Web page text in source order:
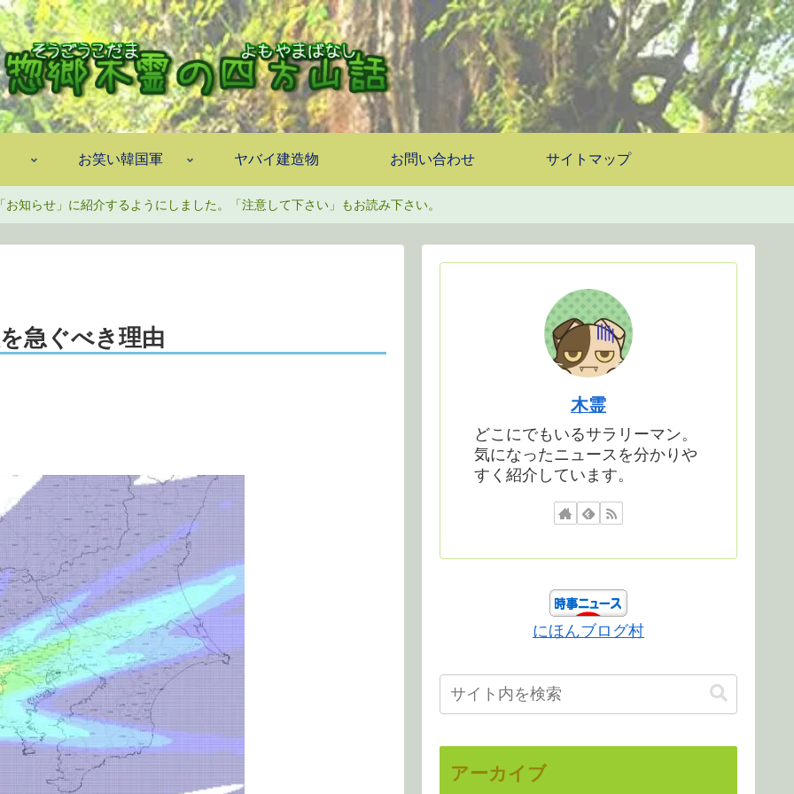
お笑い韓国軍 ヤバイ建造物 お問い合わせ サイトマップ
お知らせ」に紹介するようにしました。「注意して下さい」もお読み下さい。
急ぐべき理由
木霊
どこにでもいるサラリーマン。
気になったニュースを分かりや
すく紹介しています。
にほんブログ村
アーカイブ